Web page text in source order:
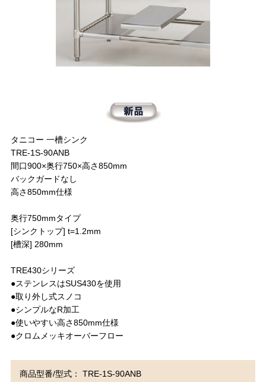
タニコー 一槽シンク
TRE-1S-90ANB
間口900×奥行750×高さ850mm
バックガードなし
高さ850mm仕様
奥行750mmタイプ
[シンクトップ] t=1.2mm
[槽深] 280mm
TRE430シリーズ
●ステンレスはSUS430を使用
●取り外し式スノコ
●シンプルなR加工
●使いやすい高さ850mm仕様
●クロムメッキオーバーフロー
商品型番/型式： TRE-1S-90ANB